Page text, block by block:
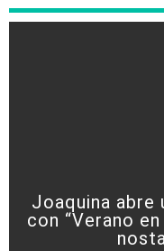
Joaquina abre
con “Verano